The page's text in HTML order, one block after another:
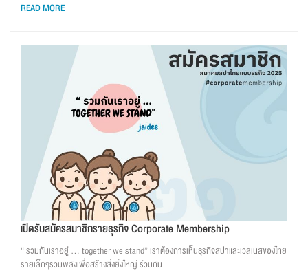
READ MORE
เปิดรับสมัครสมาชิกรายธุรกิจ Corporate Membership
“ รวมกันเราอยู่ … together we stand” เราต้องการเห็นธุรกิจสปาและเวลเนสของไทย
รายเล็กๆรวมพลังเพื่อสร้างสิ่งยิ่งใหญ่ ร่วมกัน